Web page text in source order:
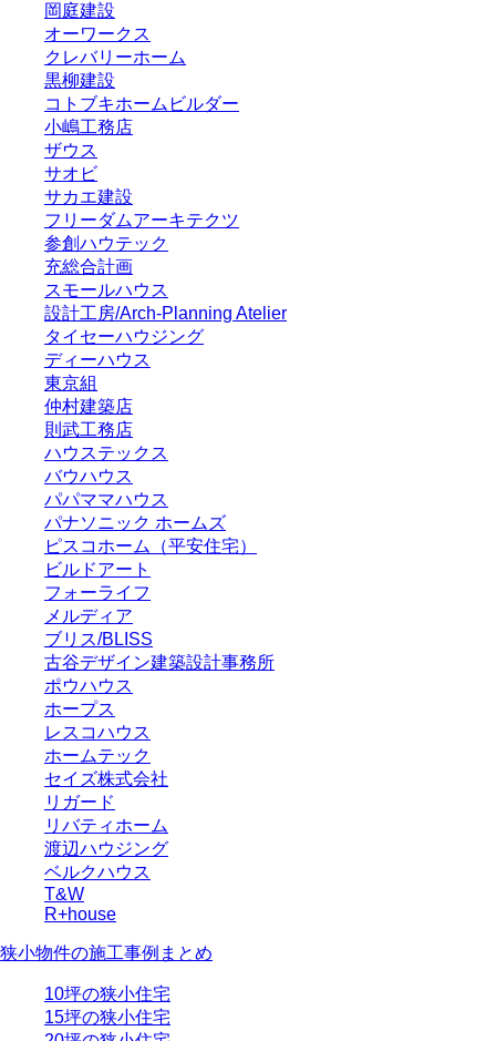
岡庭建設
オーワークス
クレバリーホーム
黒柳建設
コトブキホームビルダー
小嶋工務店
ザウス
サオビ
サカエ建設
フリーダムアーキテクツ
参創ハウテック
充総合計画
スモールハウス
設計工房/Arch-Planning Atelier
タイセーハウジング
ディーハウス
東京組
仲村建築店
則武工務店
ハウステックス
バウハウス
パパママハウス
パナソニック ホームズ
ピスコホーム（平安住宅）
ビルドアート
フォーライフ
メルディア
ブリス/BLISS
古谷デザイン建築設計事務所
ポウハウス
ホープス
レスコハウス
ホームテック
セイズ株式会社
リガード
リバティホーム
渡辺ハウジング
ベルクハウス
T&W
R+house
狭小物件の施工事例まとめ
10坪の狭小住宅
15坪の狭小住宅